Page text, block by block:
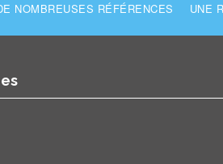
NOMBREUSES RÉFÉRENCES UNE